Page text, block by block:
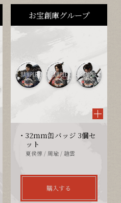
お宝創庫グループ
32ｍｍ缶バッジ 3個セ
ット
夏侯惇 / 周瑜 / 趙雲
購入する